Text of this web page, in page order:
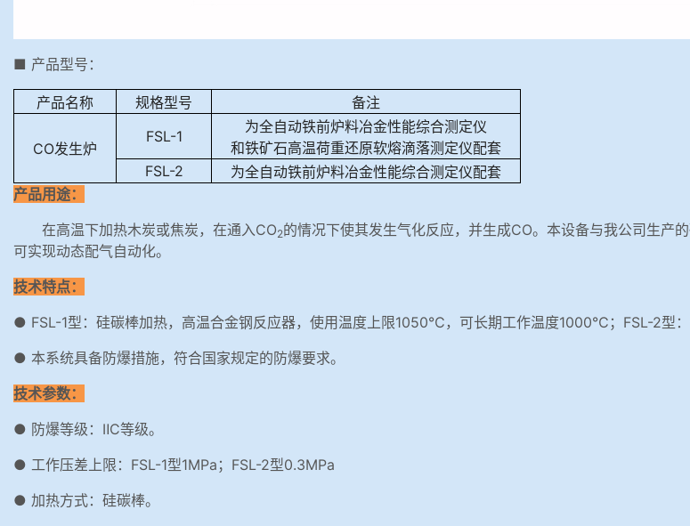
■ 产品型号：
产品名称 规格型号 备注
CO发生炉
FSL-1
为全自动铁前炉料冶金性能综合测定仪
和铁矿石高温荷重还原软熔滴落测定仪配套
FSL-2
为全自动铁前炉料冶金性能综合测定仪配套
产品用途：
在高温下加热木炭或焦炭，在通入CO2的情况下使其发生气化反应，并生成CO。本设备与我公司生产
可实现动态配气自动化。
技术特点：
● FSL-1型：硅碳棒加热，高温合金钢反应器，使用温度上限1050℃，可长期工作温度1000℃；FSL-2
● 本系统具备防爆措施，符合国家规定的防爆要求。
技术参数：
● 防爆等级：ⅡC等级。
● 工作压差上限：FSL-1型1MPa；FSL-2型0.3MPa
● 加热方式：硅碳棒。